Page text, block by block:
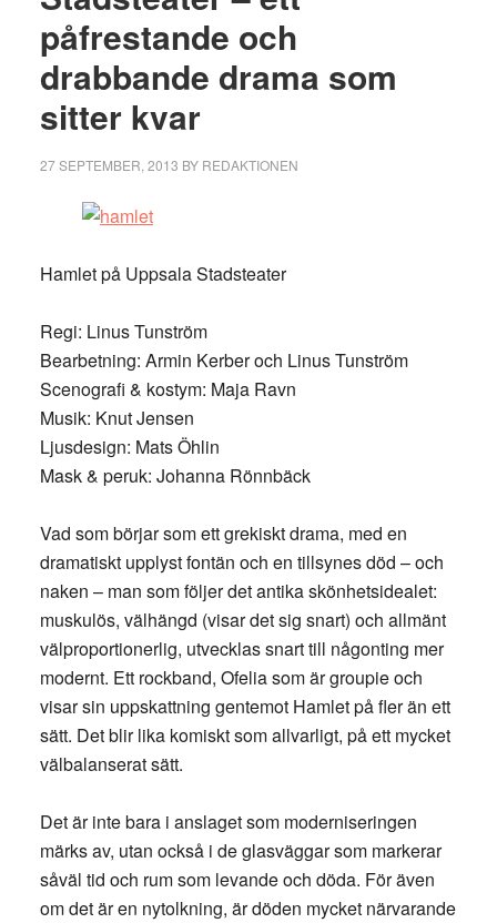
påfrestande och
drabbande drama som
sitter kvar
27 SEPTEMBER, 2013 BY REDAKTIONEN
Hamlet på Uppsala Stadsteater
Regi: Linus Tunström
Bearbetning: Armin Kerber och Linus Tunström
Scenografi & kostym: Maja Ravn
Musik: Knut Jensen
Ljusdesign: Mats Öhlin
Mask & peruk: Johanna Rönnbäck
Vad som börjar som ett grekiskt drama, med en
dramatiskt upplyst fontän och en tillsynes död – och
naken – man som följer det antika skönhetsidealet:
muskulös, välhängd (visar det sig snart) och allmänt
välproportionerlig, utvecklas snart till någonting mer
modernt. Ett rockband, Ofelia som är groupie och
visar sin uppskattning gentemot Hamlet på fler än ett
sätt. Det blir lika komiskt som allvarligt, på ett mycket
välbalanserat sätt.
Det är inte bara i anslaget som moderniseringen
märks av, utan också i de glasväggar som markerar
såväl tid och rum som levande och döda. För även
om det är en nytolkning, är döden mycket närvarande